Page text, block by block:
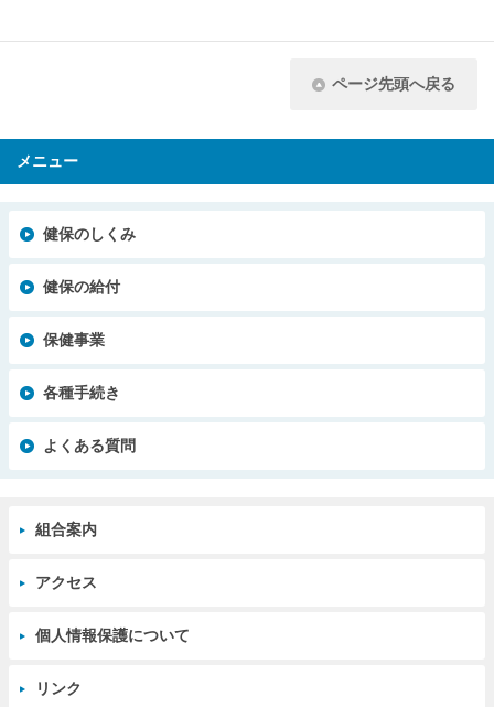
ページ先頭へ戻る
メニュー
健保のしくみ
健保の給付
保健事業
各種手続き
よくある質問
組合案内
アクセス
個人情報保護について
リンク